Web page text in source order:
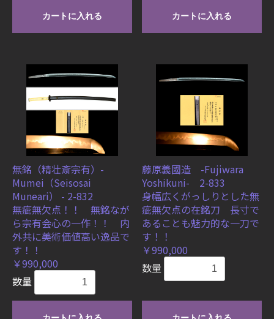
カートに入れる カートに入れる
無銘（精壮斎宗有）-
Mumei（Seisosai
Muneari） - 2-832
無疵無欠点！！ 無銘なが
ら宗有会心の一作！！ 内
外共に美術価値高い逸品で
す！！
￥990,000
数量
藤原義國造 -Fujiwara
Yoshikuni- 2-833
身幅広くがっしりとした無
疵無欠点の在銘刀 長寸で
あることも魅力的な一刀で
す！！
￥990,000
数量